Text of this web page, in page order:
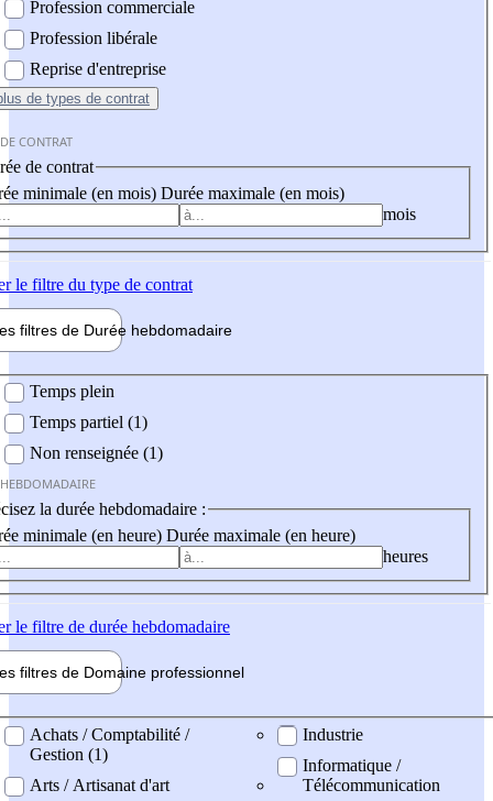
Profession commerciale
Profession libérale
Reprise d'entreprise
de types de contrat
CONTRAT
de contrat
minimale (en mois) Durée maximale (en mois)
mois
le filtre du type de contrat
filtres de Durée hebdomadaire
Temps plein
Temps partiel (1)
Non renseignée (1)
la durée hebdomadaire :
minimale (en heure) Durée maximale (en heure)
heures
le filtre de durée hebdomadaire
filtres de Domaine professionnel
professionel
Achats / Comptabilité /
Gestion (1)
Arts / Artisanat d'art
Industrie
Informatique /
Télécommunication